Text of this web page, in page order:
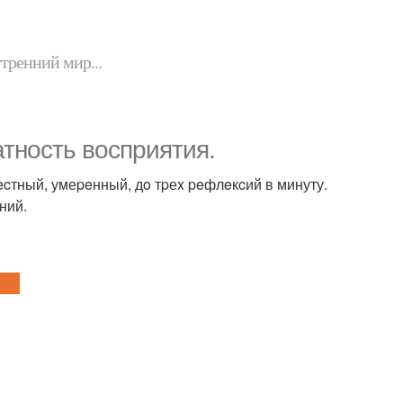
мир...
воcприятия.
умеpeнный, дo тpеx peфлeкcий в минуту.